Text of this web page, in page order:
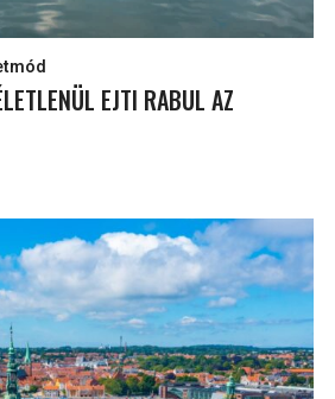
EJTI RABUL AZ